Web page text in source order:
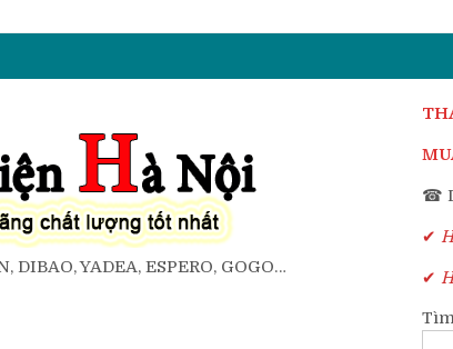
DIBAO, YADEA, ESPERO, GOGO…
☎
✔
✔